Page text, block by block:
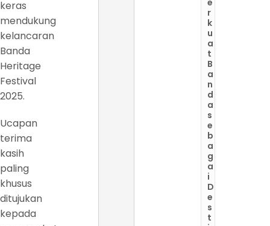
keras
mendukung
kelancaran
Banda
Heritage
Festival
2025.
Ucapan
terima
kasih
paling
khusus
ditujukan
kepada
r
k
u
a
t
B
a
n
d
a
s
e
b
a
g
a
i
D
e
s
t